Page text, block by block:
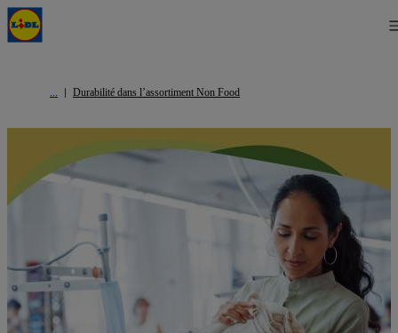
Durabilité dans l’assortiment Non Food